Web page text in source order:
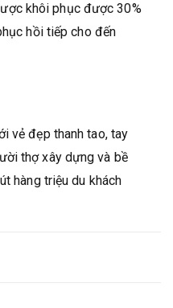
khôi phục được 30%
hồi tiếp cho đến
vẻ đẹp thanh tao, tay
thợ xây dựng và bề
hàng triệu du khách